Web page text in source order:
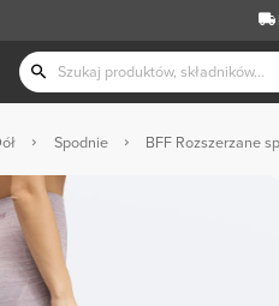
Spodnie BFF Rozszerzane